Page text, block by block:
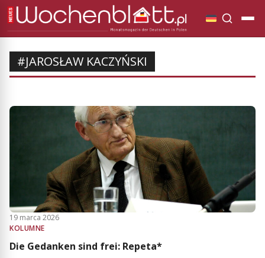
#JAROSŁAW KACZYŃSKI
19 marca 2026
KOLUMNE
Die Gedanken sind frei: Repeta*